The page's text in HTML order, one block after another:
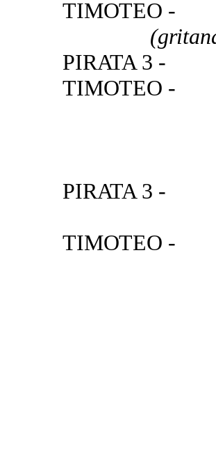
TIMOTEO -
PIRATA 3 -
TIMOTEO -
¿La
¿Hay en
¿Es
PIRATA 3 -
pequeña,
TIMOTEO -
Y vos que
¿no
una
¡Ay!
¿no
de